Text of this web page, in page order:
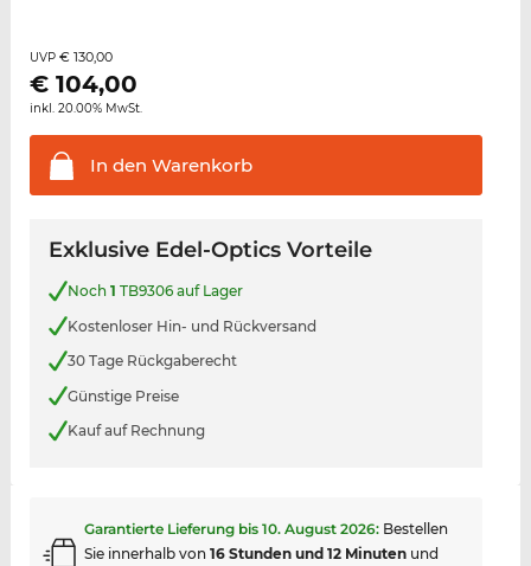
UVP € 130,00
€ 104,00
inkl. 20.00% MwSt.
In den Warenkorb
Exklusive Edel-Optics Vorteile
Noch 1 TB9306 auf Lager
Kostenloser Hin- und Rückversand
30 Tage Rückgaberecht
Günstige Preise
Kauf auf Rechnung
Garantierte Lieferung bis 10. August 2026: Bestellen
Sie innerhalb von 16 Stunden und 12 Minutenund